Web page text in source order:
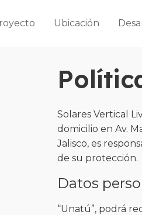
Ubicación
Solares Vertical
domicilio en Av.
Jalisco, es
de su protección.
Datos
“Unatú”, podrá